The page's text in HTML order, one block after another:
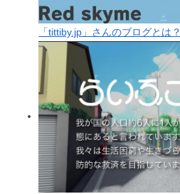
「tittiby.jp」さんのブログとは？